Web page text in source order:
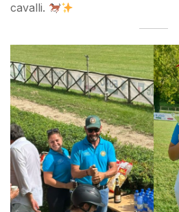
cavalli.